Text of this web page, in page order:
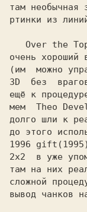
там необычная
ртинки из
Over the
очень хороший
(им  можно
3D  без
ещё к
мем  Theo
долго шли к
до этого
1996 gift
2x2  в уже
там на них
сложной
вывод чанков